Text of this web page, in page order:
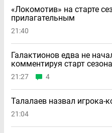
«Локомотив» на старте
прилагательным
21:40
Галактионов едва не
комментируя старт
21:27 4
Талалаев назвал игрока-
21:04